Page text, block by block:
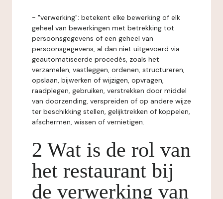
- "verwerking": betekent elke bewerking of elk
geheel van bewerkingen met betrekking tot
persoonsgegevens of een geheel van
persoonsgegevens, al dan niet uitgevoerd via
geautomatiseerde procedés, zoals het
verzamelen, vastleggen, ordenen, structureren,
opslaan, bijwerken of wijzigen, opvragen,
raadplegen, gebruiken, verstrekken door middel
van doorzending, verspreiden of op andere wijze
ter beschikking stellen, gelijktrekken of koppelen,
afschermen, wissen of vernietigen.
2 Wat is de rol van
het restaurant bij
de verwerking van